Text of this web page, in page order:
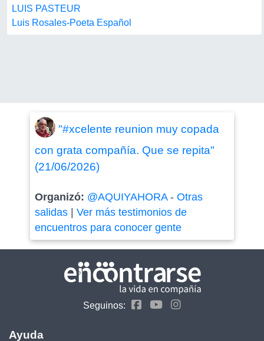
LUIS PASTEUR
Luis Rosales-Poeta Español
"#xcelente reunion muy copada
con grata compañía. Que se repita"
(21/06/2026)
Organizó: @AQUIYAHORA- Otras
salidas| Ver más testimonios de
encuentros para conocer gente
Seguinos:
Ayuda